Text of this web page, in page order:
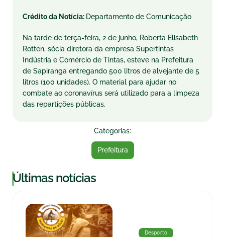
Crédito da Notícia: Departamento de Comunicação
Na tarde de terça-feira, 2 de junho, Roberta Elisabeth
Rotten, sócia diretora da empresa Supertintas
Indústria e Comércio de Tintas, esteve na Prefeitura
de Sapiranga entregando 500 litros de alvejante de 5
litros (100 unidades). O material para ajudar no
combate ao coronavírus será utilizado para a limpeza
das repartições públicas.
Categorias:
Prefeitura
|Últimas notícias
Desporto